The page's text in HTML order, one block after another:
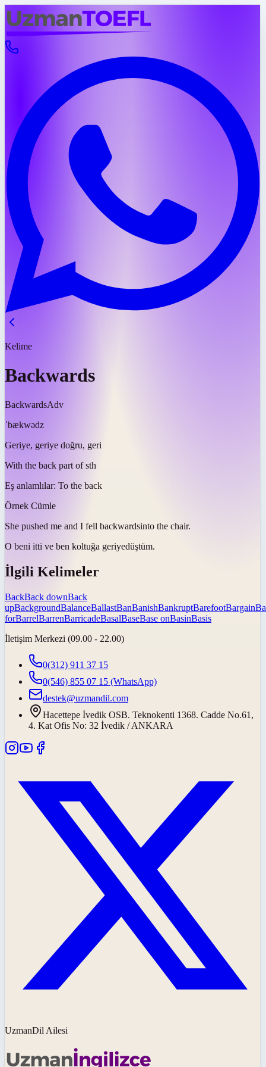
Kelime
Backwards
BackwardsAdv
ˈbækwədz
Geriye, geriye doğru, geri
With the back part of sth
Eş anlamlılar: To the back
Örnek Cümle
She pushed me and I fell backwardsinto the chair.
O beni itti ve ben koltuğa geriyedüştüm.
İlgili Kelimeler
BackBack downBack
upBackgroundBalanceBallastBanBanishBankruptBarefootBargain
forBarrelBarrenBarricadeBasalBaseBase onBasinBasis
İletişim Merkezi (09.00 - 22.00)
0(312) 911 37 15
0(546) 855 07 15 (WhatsApp)
destek@uzmandil.com
Hacettepe İvedik OSB. Teknokenti 1368. Cadde No.61,
4. Kat Ofis No: 32 İvedik / ANKARA
UzmanDil Ailesi